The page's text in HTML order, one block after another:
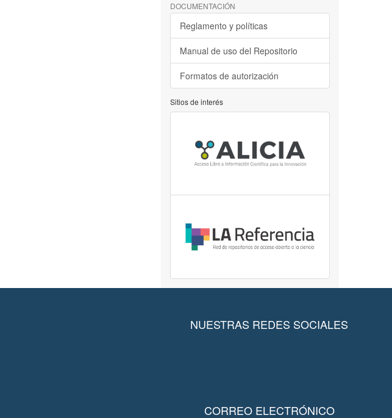
DOCUMENTACIÓN
Reglamento y políticas
Manual de uso del Repositorio
Formatos de autorización
Sitios de interés
NUESTRAS REDES SOCIALES
CORREO ELECTRÓNICO